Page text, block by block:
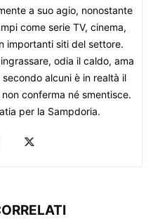
a suo agio, nonostante
come serie TV, cinema,
importanti siti del settore.
odia il caldo, ama
alcuni è in realtà il
conferma né smentisce.
per la Sampdoria.